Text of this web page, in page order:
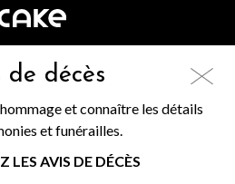
de décès
et connaître les détails
et funérailles.
LES AVIS DE DÉCÈS